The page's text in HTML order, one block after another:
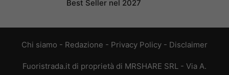
Best Seller nel 2027
Chi siamo - Redazione - Privacy Policy - Disclaimer
Fuoristrada.it di proprietà di MRSHARE SRL - Via A.